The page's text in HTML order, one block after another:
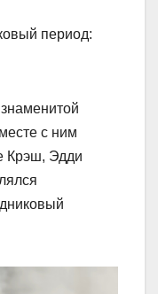
период:
с ним
Крэш, Эдди